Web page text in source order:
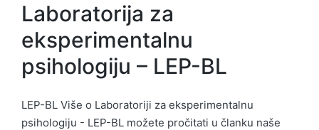
Laboratorija za
eksperimentalnu
psihologiju – LEP-BL
LEP-BL Više o Laboratoriji za eksperimentalnu
psihologiju - LEP-BL možete pročitati u članku naše